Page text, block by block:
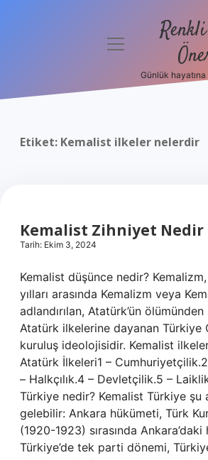
Politikası
menüyü
Günlük
Etiket: Kemalist ilkeler nelerdir
Kemalist Zihniyet Nedir
Tarih: Ekim 3, 2024
Kemalist düşünce nedir?
yılları arasında Kemalizm veya
adlandırılan, Atatürk’ün
Atatürk ilkelerine dayanan Türkiye
kuruluş ideolojisidir. Kemalist
Atatürk İlkeleri1 –
– Halkçılık.4 – Devletçilik.5 –
Türkiye nedir? Kemalist Türkiye şu
gelebilir: Ankara hükümeti, Türk
(1920-1923) sırasında Ankara’daki
Türkiye’de tek parti dönemi,